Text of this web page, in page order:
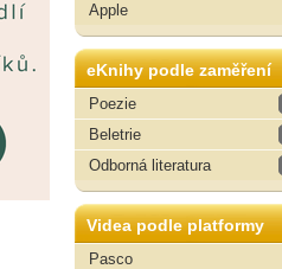
Apple
eKnihy podle zaměření
Poezie
Beletrie
Odborná literatura
Videa podle platformy
Pasco